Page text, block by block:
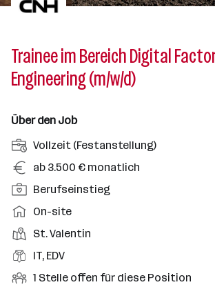
Trainee im Bereich Digital
Engineering (m/w/d)
Über den Job
A
n
t
e
l
u
n
Vollzeit (Festanstellung)
G
e
h
a
l
t
ab 3.500 € monatlich
P
o
i
t
i
Berufseinstieg
A
r
b
e
i
On-site
D
i
n
St. Valentin
B
e
IT, EDV
O
1 Stelle offen für diese Position